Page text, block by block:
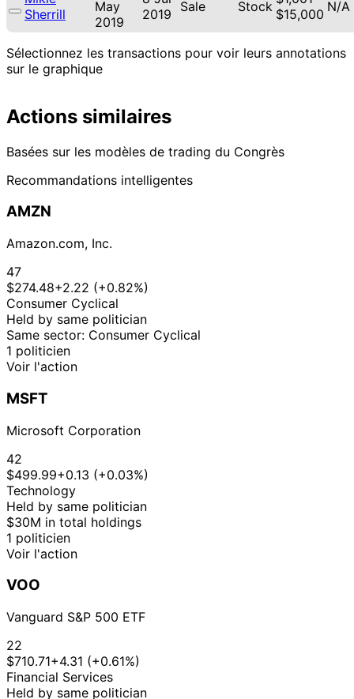
Sherrill
May
2019
2019
Sale Stock $15,000 N/A
Sélectionnez les transactions pour voir leurs annotations
sur le graphique
Actions similaires
Basées sur les modèles de trading du Congrès
Recommandations intelligentes
AMZN
Amazon.com, Inc.
47
$274.48+2.22 (+0.82%)
Consumer Cyclical
Held by same politician
Same sector: Consumer Cyclical
1 politicien
Voir l'action
MSFT
Microsoft Corporation
42
$499.99+0.13 (+0.03%)
Technology
Held by same politician
$30M in total holdings
1 politicien
Voir l'action
VOO
Vanguard S&P 500 ETF
22
$710.71+4.31 (+0.61%)
Financial Services
Held by same politician